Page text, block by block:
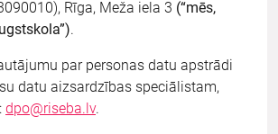
Rīga, Meža iela 3 (“mēs,
.
par personas datu apstrādi
datu aizsardzības speciālistam,
dpo@riseba.lv.